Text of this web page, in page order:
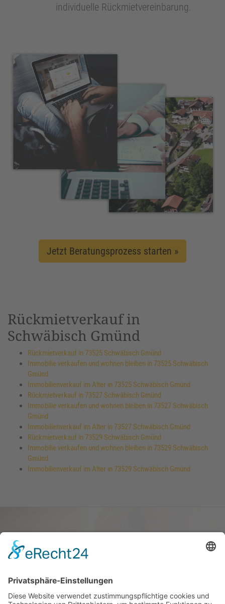
individuelle Rückmietvereinbarung.
Jetzt Beratungsprozess starten »
Rückmietverkauf in
Schwäbisch Gmünd
Rückmietverkauf in 73525 Schwäbisch Gmünd
Immobilie verkaufen und wohnen bleiben in 73525 Schwäbisch
Gmünd
Immobilienverkauf im Alter in 73525 Schwäbisch Gmünd
Rückmietverkauf in 73527 Schwäbisch Gmünd
Immobilie verkaufen und wohnen bleiben in 73527 Schwäbisch
Gmünd
Immobilienverkauf im Alter in 73527 Schwäbisch Gmünd
Rückmietverkauf in 73529 Schwäbisch Gmünd
Immobilie verkaufen und wohnen bleiben in 73529 Schwäbisch
Gmünd
Immobilienverkauf im Alter in 73529 Schwäbisch Gmünd
verkaufen und darin
wohnen bleiben
Verkaufen Sie Ihr Haus oder Ihre